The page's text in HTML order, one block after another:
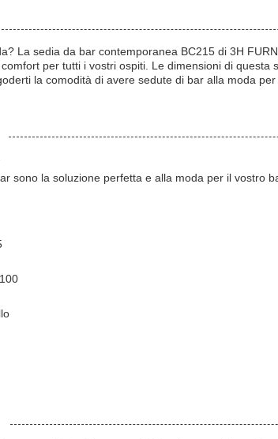
La sedia da bar contemporanea BC215 di 3H
per tutti i vostri ospiti. Le dimensioni di
la comodità di avere sedute di bar alla moda per
sono la soluzione perfetta e alla moda per il vostro